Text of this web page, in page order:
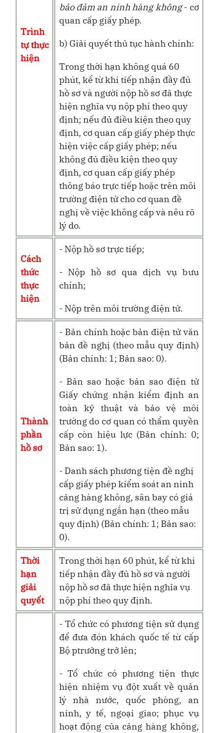
Trình
tự thực
hiện
bảo đảm an ninh hàng không- cơ
quan cấp giấy phép.
b) Giải quyết thủ tục hành chính:
Trong thời hạn không quá 60
phút, kể từ khi tiếp nhận đầy đủ
hồ sơ và người nộp hồ sơ đã thực
hiện nghĩa vụ nộp phí theo quy
định; nếu đủ điều kiện theo quy
định, cơ quan cấp giấy phép thực
hiện việc cấp giấy phép; nếu
không đủ điều kiện theo quy
định, cơ quan cấp giấy phép
thông báo trực tiếp hoặc trên môi
trường điện tử cho cơ quan đề
nghị về việc không cấp và nêu rõ
lý do.
Cách
thức
thực
hiện
- Nộp hồ sơ trực tiếp;
- Nộp hồ sơ qua dịch vụ bưu
chính;
- Nộp trên môi trường điện tử.
Thành
phần
hồ sơ
- Bản chính hoặc bản điện tử văn
bản đề nghị (theo mẫu quy định)
(Bản chính: 1; Bản sao: 0).
- Bản sao hoặc bản sao điện tử
Giấy chứng nhận kiểm định an
toàn kỹ thuật và bảo vệ môi
trường do cơ quan có thẩm quyền
cấp còn hiệu lực (Bản chính: 0;
Bản sao: 1).
- Danh sách phương tiện đề nghị
cấp giấy phép kiểm soát an ninh
cảng hàng không, sân bay có giá
trị sử dụng ngắn hạn (theo mẫu
quy định) (Bản chính: 1; Bản sao:
0).
Thời
hạn
giải
quyết
Trong thời hạn 60 phút, kể từ khi
tiếp nhận đầy đủ hồ sơ và người
nộp hồ sơ đã thực hiện nghĩa vụ
nộp phí theo quy định.
- Tổ chức có phương tiện sử dụng
để đưa đón khách quốc tế từ cấp
Bộ ptrưởng trở lên;
- Tổ chức có phương tiện thực
hiện nhiệm vụ đột xuất về quản
lý nhà nước, quốc phòng, an
ninh, y tế, ngoại giao; phục vụ
hoạt động của cảng hàng không,